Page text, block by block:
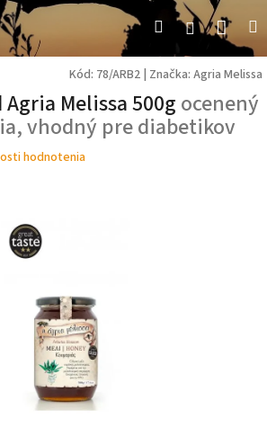
HľadaťPrihlásenie
Kód: 78/ARB2 Značka: Agria Melissa
Melissa 500g ocenený
vhodný pre diabetikov
hodnotenia